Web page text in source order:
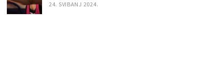
24. SVIBANJ 2024.